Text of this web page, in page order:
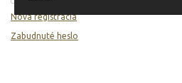
Nová registrácia
Zabudnuté heslo